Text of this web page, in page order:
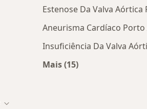
Estenose Da Valva
Aneurisma Cardíaco Porto
Insuficiência Da Valva
Mais (15)
Mudar de cidade